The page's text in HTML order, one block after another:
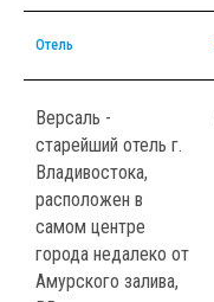
Отель
Версаль -
старейший отель г.
Владивостока,
расположен в
самом центре
города недалеко от
Амурского залива,